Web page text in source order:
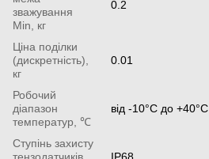
зважування
Min, кг
0.2
Ціна поділки
(дискретність),
кг
0.01
Робочий
діапазон
температур, ℃
від -10°С до +40°С
Ступінь захисту
тензодатчиків,
IP68